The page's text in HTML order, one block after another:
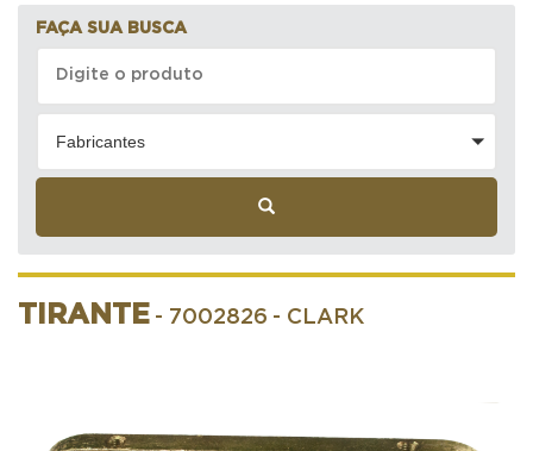
FAÇA SUA BUSCA
Fabricantes
TIRANTE - 7002826 - CLARK